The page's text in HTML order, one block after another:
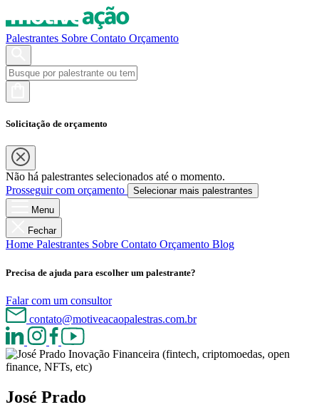
Palestrantes Sobre Contato Orçamento
Solicitação de orçamento
Não há palestrantes selecionados até o momento.
Prosseguir com orçamento
Selecionar mais palestrantes
Menu
Fechar
Home Palestrantes Sobre Contato Orçamento Blog
Precisa de ajuda para escolher um palestrante?
Falar com um consultor
contato@motiveacaopalestras.com.br
Inovação Financeira (fintech, criptomoedas, open
finance, NFTs, etc)
José Prado